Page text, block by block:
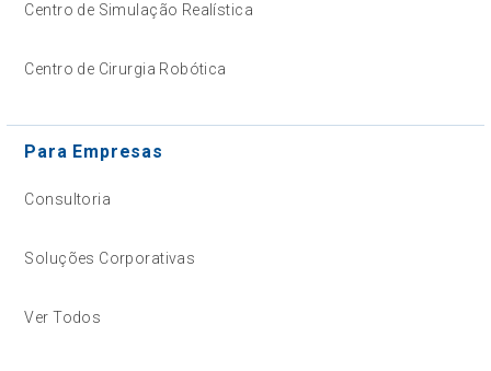
Centro de Simulação Realística
Centro de Cirurgia Robótica
Para Empresas
Consultoria
Soluções Corporativas
Ver Todos